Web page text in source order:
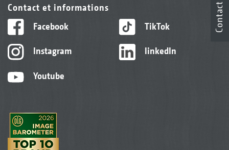
Contact et informations
Facebook
Instagram
Youtube
TikTok
linkedIn
Contact